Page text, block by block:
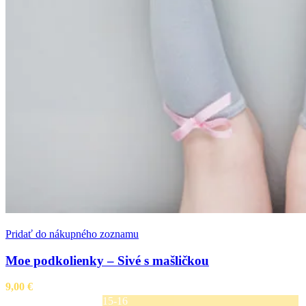
Pridať do nákupného zoznamu
Moe podkolienky – Sivé s mašličkou
9,00 €
15-16